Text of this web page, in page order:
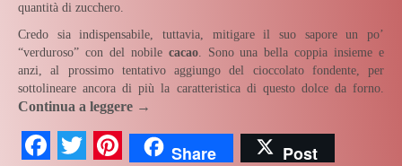
quantità di zucchero.
Credo sia indispensabile, tuttavia, mitigare il suo sapore un po’
“verduroso” con del nobile cacao. Sono una bella coppia insieme e
anzi, al prossimo tentativo aggiungo del cioccolato fondente, per
sottolineare ancora di più la caratteristica di questo dolce da forno.
Continua a leggere →
Facebook
TwitterPinterest
Share Post